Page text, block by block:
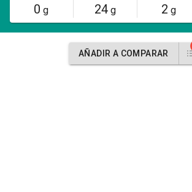
0 g 24g 2 g
AÑADIR A COMPARAR